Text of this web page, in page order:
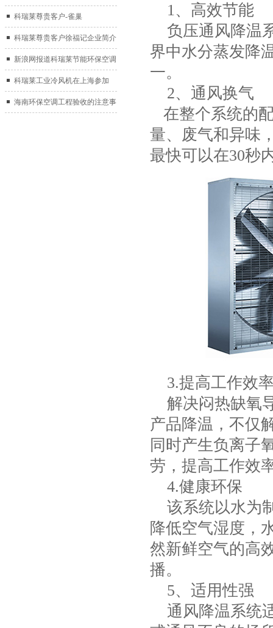
于广州制鞋厂
科瑞莱尊贵客户-雀巢
科瑞莱尊贵客户徐福记企业简介
新浪网报道科瑞莱节能环保空调
扇
科瑞莱工业冷风机在上海参加
2017中国制冷展
海南环保空调工程验收的注意事
1、高效节能
负压通风降温
界中水分蒸发降
一。
2、通风换气
在整个系统的
量、废气和异味
最快可以在30秒
3.提高工作效
解决闷热缺氧
产品降温，不仅
同时产生负离子
劳，提高工作效
4.健康环保
该系统以水为
降低空气湿度，
然新鲜空气的高
播。
5、适用性强
通风降温系统